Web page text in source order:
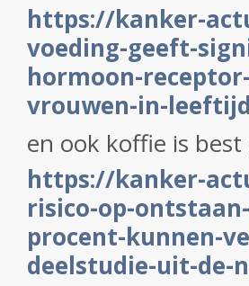
https://kanker-
voeding-geeft-
hormoon-
vrouwen-in-
en ook koffie is
https://kanker-
risico-op-
procent-kunnen-
deelstudie-uit-de-